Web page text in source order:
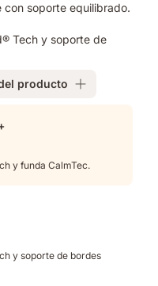
con soporte equilibrado.
Tech y soporte de
producto
y funda CalmTec.
y soporte de bordes